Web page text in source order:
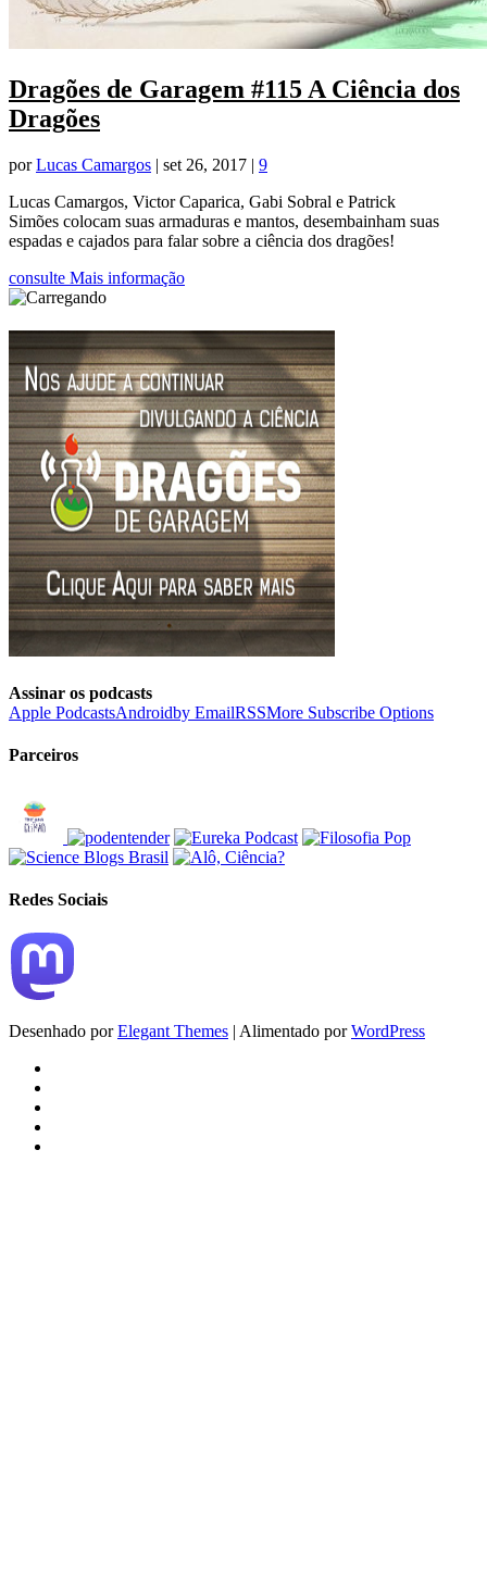
Dragões de Garagem #115 A Ciência dos
Dragões
porLucas Camargos | set 26, 2017 | 9
Lucas Camargos, Victor Caparica, Gabi Sobral e Patrick
Simões colocam suas armaduras e mantos, desembainham suas
espadas e cajados para falar sobre a ciência dos dragões!
consulte Mais informação
Assinar os podcasts
Apple PodcastsAndroidby EmailRSSMore Subscribe Options
Parceiros
Redes Sociais
Desenhado porElegant Themes | Alimentado porWordPress